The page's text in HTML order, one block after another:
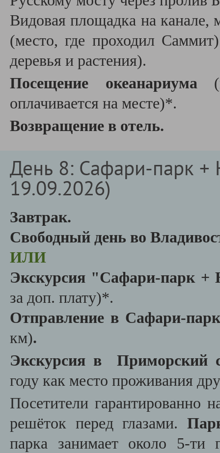
Видовая площадка на
(место, где проходил
деревья и растения).
Посещение океанариума
оплачивается на месте)*.
Возвращение в отель.
День 8: Сафари-парк +
19.09.2026)
Завтрак.
Свободный день во
ИЛИ
Экскурсия "Сафари-парк
за доп. плату)*.
Отправление в Сафари-
км).
Экскурсия в Приморский
году как место проживания
Посетители гарантированно
решёток перед глазами.
парка занимает около 5-ти